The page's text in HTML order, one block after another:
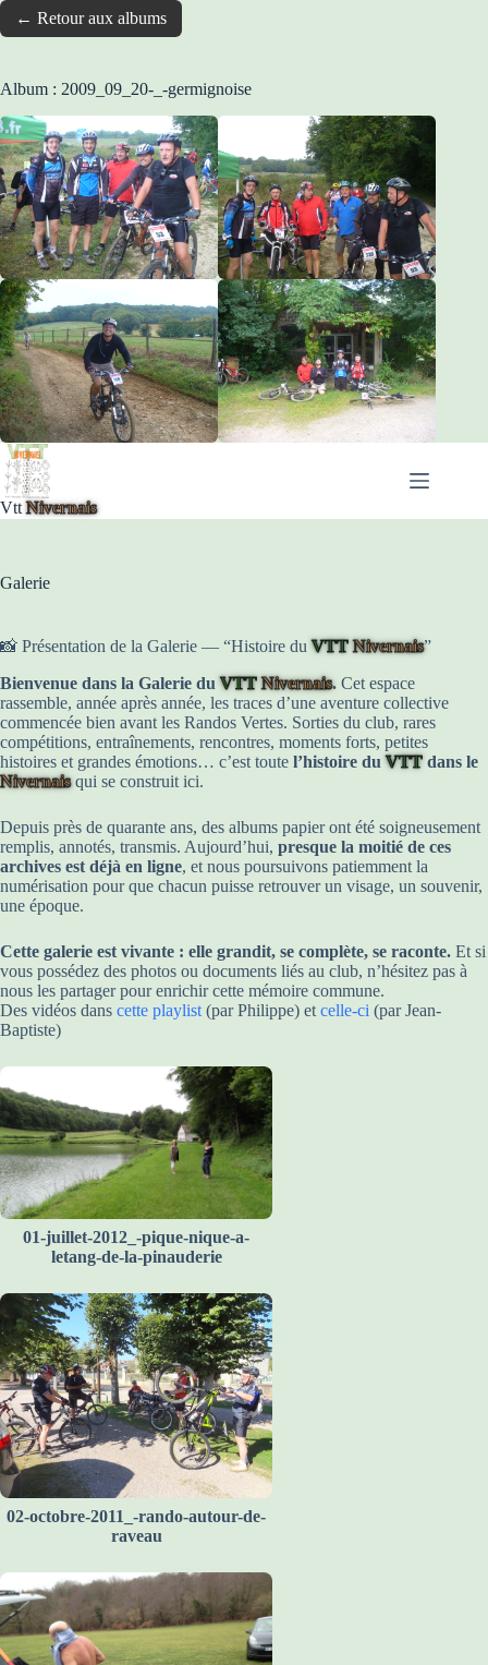
← Retour aux albums
Album : 2009_09_20-_-germignoise
Passer
au
contenu
VttNivernais
Galerie
📸 Présentation de la Galerie — “Histoire duVTT Nivernais”
Bienvenue dans la Galerie duVTT Nivernais. Cet espace
rassemble, année après année, les traces d’une aventure collective
commencée bien avant les Randos Vertes. Sorties du club, rares
compétitions, entraînements, rencontres, moments forts, petites
histoires et grandes émotions… c’est toute l’histoire duVTTdans le
Nivernaisqui se construit ici.
Depuis près de quarante ans, des albums papier ont été soigneusement
remplis, annotés, transmis. Aujourd’hui, presque la moitié de ces
archives est déjà en ligne, et nous poursuivons patiemment la
numérisation pour que chacun puisse retrouver un visage, un souvenir,
une époque.
Cette galerie est vivante : elle grandit, se complète, se raconte. Et si
vous possédez des photos ou documents liés au club, n’hésitez pas à
nous les partager pour enrichir cette mémoire commune.
Des vidéos dans cette playlist (par Philippe) et celle-ci (par Jean-
Baptiste)
01-juillet-2012_-pique-nique-a-
letang-de-la-pinauderie
02-octobre-2011_-rando-autour-de-
raveau